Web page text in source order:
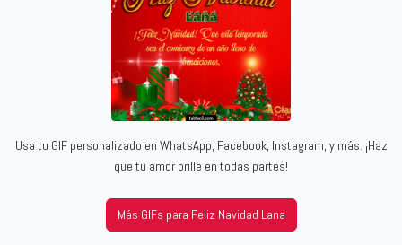
Usa tu GIF personalizado en WhatsApp, Facebook, Instagram, y más. ¡Haz
que tu amor brille en todas partes!
Más GIFs para Feliz Navidad Lana